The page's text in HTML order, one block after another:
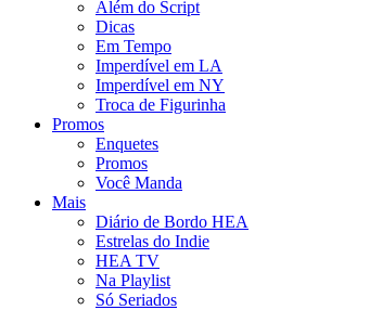
Além do Script
Dicas
Em Tempo
Imperdível em LA
Imperdível em NY
Troca de Figurinha
Promos
Enquetes
Promos
Você Manda
Mais
Diário de Bordo HEA
Estrelas do Indie
HEA TV
Na Playlist
Só Seriados